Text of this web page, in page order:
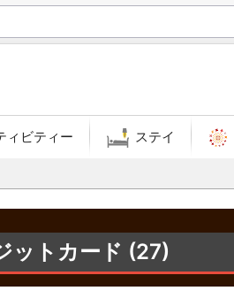
ィビティー ステイ
ットカード (27)